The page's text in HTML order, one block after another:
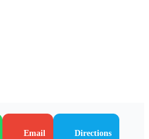
Email Directions